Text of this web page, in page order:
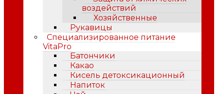
воздействий
Хозяйственные
Рукавицы
Специализированное питание
VitaPro
Батончики
Какао
Кисель детоксикационный
Напиток